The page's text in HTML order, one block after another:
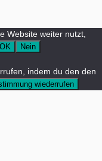
Website weiter nutzt,
OK
Nein
indem du den den
wiederrufen